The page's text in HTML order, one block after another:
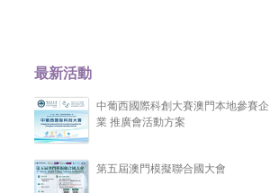
最新活動
中葡西國際科創大賽澳門本地參賽企
業 推廣會活動方案
第五屆澳門模擬聯合國大會